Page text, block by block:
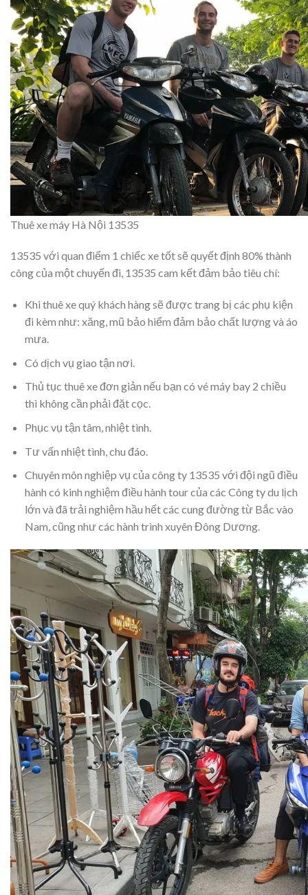
Thuê xe máy Hà Nội 13535
13535 với quan điểm 1 chiếc xe tốt sẽ quyết định 80% thành
công của một chuyến đi, 13535 cam kết đảm bảo tiêu chí:
Khi thuê xe quý khách hàng sẽ được trang bị các phụ kiện
đi kèm như: xăng, mũ bảo hiểm đảm bảo chất lượng và áo
mưa.
Có dịch vụ giao tận nơi.
Thủ tục thuê xe đơn giản nếu bạn có vé máy bay 2 chiều
thì không cần phải đặt cọc.
Phục vụ tận tâm, nhiệt tình.
Tư vấn nhiệt tình, chu đáo.
Chuyên môn nghiệp vụ của công ty 13535 với đội ngũ điều
hành có kinh nghiệm điều hành tour của các Công ty du lịch
lớn và đã trải nghiệm hầu hết các cung đường từ Bắc vào
Nam, cũng như các hành trình xuyên Đông Dương.